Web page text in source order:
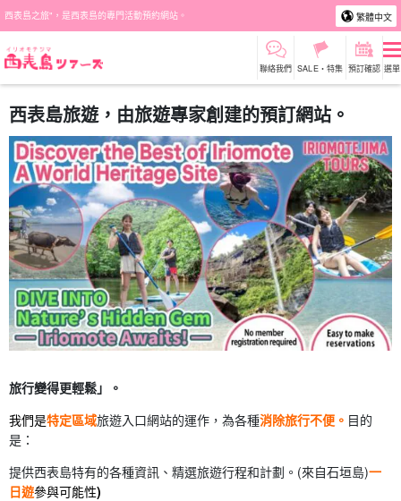
西表島之旅"，是西表島的專門活動預約網站。 繁體中文
聯絡我們 SALE・特集 預訂確認 選單
西表島旅遊，由旅遊專家創建的預訂網站。
旅行變得更輕鬆」。
我們是特定區域旅遊入口網站的運作，為各種消除旅行不便。 目的
是：
提供西表島特有的各種資訊、精選旅遊行程和計劃。(來自石垣島)一
日遊參與可能性)